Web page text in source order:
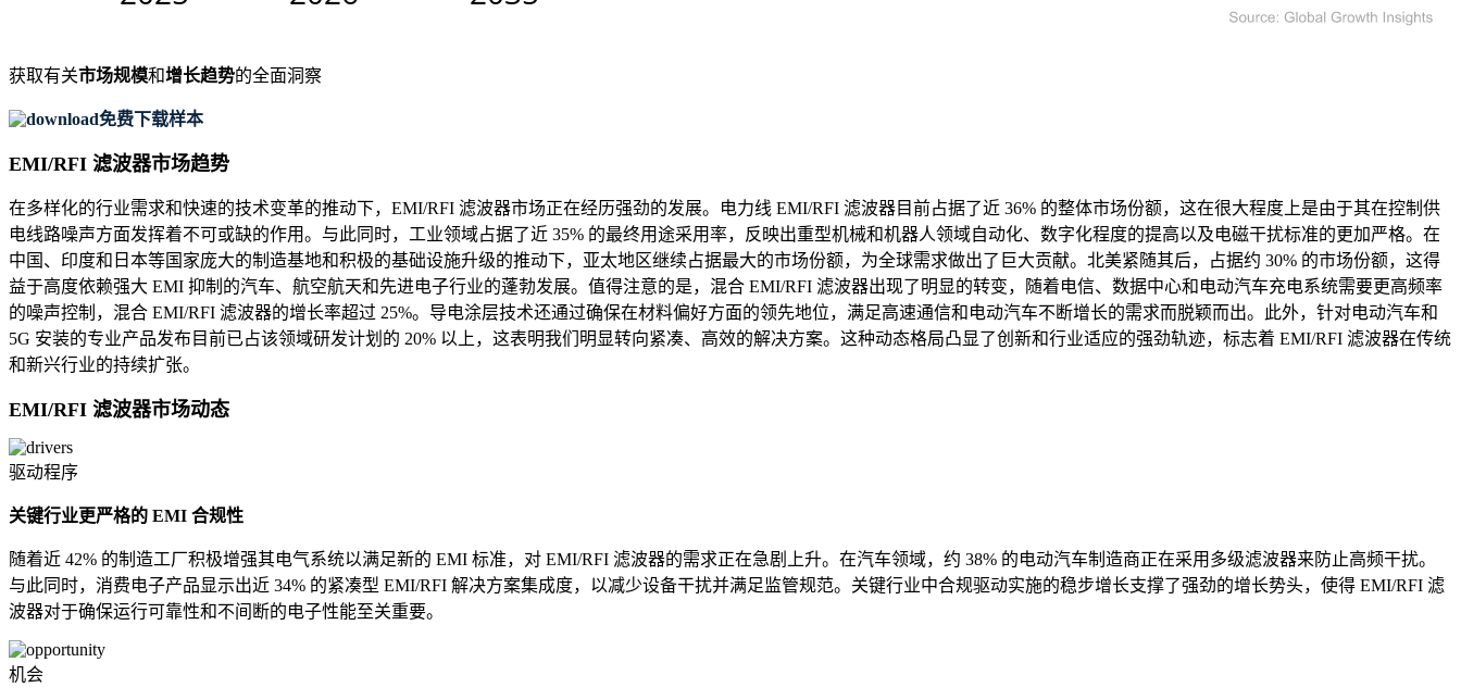
获取有关市场规模和增长趋势的全面洞察
免费下载样本
EMI/RFI 滤波器市场趋势
在多样化的行业需求和快速的技术变革的推动下，EMI/RFI 滤波器市场正在经历强劲的发展。电力线 EMI/RFI 滤波器目前占据了近 36% 的整体市场份额，这在很大程度上是由于其在控制供
电线路噪声方面发挥着不可或缺的作用。与此同时，工业领域占据了近 35% 的最终用途采用率，反映出重型机械和机器人领域自动化、数字化程度的提高以及电磁干扰标准的更加严格。在
中国、印度和日本等国家庞大的制造基地和积极的基础设施升级的推动下，亚太地区继续占据最大的市场份额，为全球需求做出了巨大贡献。北美紧随其后，占据约 30% 的市场份额，这得
益于高度依赖强大 EMI 抑制的汽车、航空航天和先进电子行​​业的蓬勃发展。值得注意的是，混合 EMI/RFI 滤波器出现了明显的转变，随着电信、数据中心和电动汽车充电系统需要更高频率
的噪声控制，混合 EMI/RFI 滤波器的增长率超过 25%。导电涂层技术还通过确保在材料偏好方面的领先地位，满足高速通信和电动汽车不断增长的需求而脱颖而出。此外，针对电动汽车和
5G 安装的专业产品发布目前已占该领域研发计划的 20% 以上，这表明我们明显转向紧凑、高效的解决方案。这种动态格局凸显了创新和行业适应的强劲轨迹，标志着 EMI/RFI 滤波器在传统
和新兴行业的持续扩张。
EMI/RFI 滤波器市场动态
驱动程序
关键行业更严格的 EMI 合规性
随着近 42% 的制造工厂积极增强其电气系统以满足新的 EMI 标准，对 EMI/RFI 滤波器的需求正在急剧上升。在汽车领域，约 38% 的电动汽车制造商正在采用多级滤波器来防止高频干扰。
与此同时，消费电子产品显示出近 34% 的紧凑型 EMI/RFI 解决方案集成度，以减少设备干扰并满足监管规范。关键行业中合规驱动实施的稳步增长支撑了强劲的增长势头，使得 EMI/RFI 滤
波器对于确保运行可靠性和不间断的电子性能至关重要。
机会